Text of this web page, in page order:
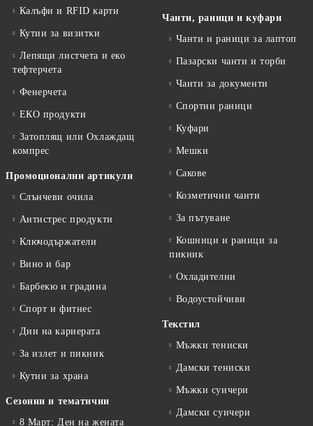
Калъфи и RFID карти
Кутии за визитки
Лепящи листчета и еко
тефтeрчета
Фенерчета
ЕКО продукти
Затоплящ или Охлаждащ
компрес
Промоционални артикули
Слънчеви очила
Антистрес продукти
Ключодържатели
Вино и бар
Барбекю и градина
Спорт и фитнес
Дни на кариерата
За излет и пикник
Кутии за храна
Сезонни и тематични
8 Март: Ден на жената
Чанти, раници и куфари
Чанти и раници за лаптоп
Пазарски чанти и торби
Чанти за документи
Спортни раници
Куфари
Мешки
Сакове
Козметични чанти
За пътуване
Кошници и раници за
пикник
Охладителни
Водоустойчиви
Текстил
Мъжки тениски
Дамски тениски
Мъжки суичери
Дамски суичери